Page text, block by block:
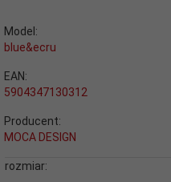
Model:
blue&ecru
EAN:
5904347130312
Producent:
MOCA DESIGN
rozmiar: